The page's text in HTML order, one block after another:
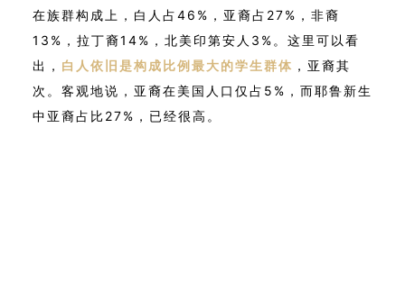
在族群构成上，白人占46%，亚裔占27%，非裔
13%，拉丁裔14%，北美印第安人3%。这里可以看
出， 白人依旧是构成比例最大的学生群体 ，亚裔其
次。客观地说，亚裔在美国人口仅占5%，而耶鲁新生
中亚裔占比27%，已经很高。